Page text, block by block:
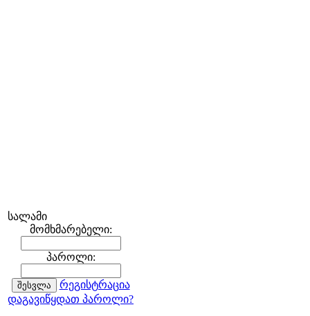
სალამი
მომხმარებელი:
პაროლი:
რეგისტრაცია
დაგავიწყდათ პაროლი?